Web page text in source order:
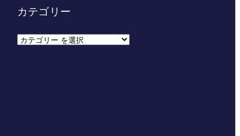
カテゴリー
カ